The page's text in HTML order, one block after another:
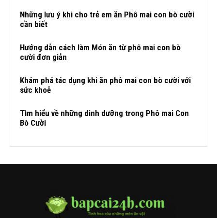
Những lưu ý khi cho trẻ em ăn Phô mai con bò cười
cần biết
Hướng dẫn cách làm Món ăn từ phô mai con bò
cười đơn giản
Khám phá tác dụng khi ăn phô mai con bò cười với
sức khoẻ
Tìm hiểu về những dinh dưỡng trong Phô mai Con
Bò Cười